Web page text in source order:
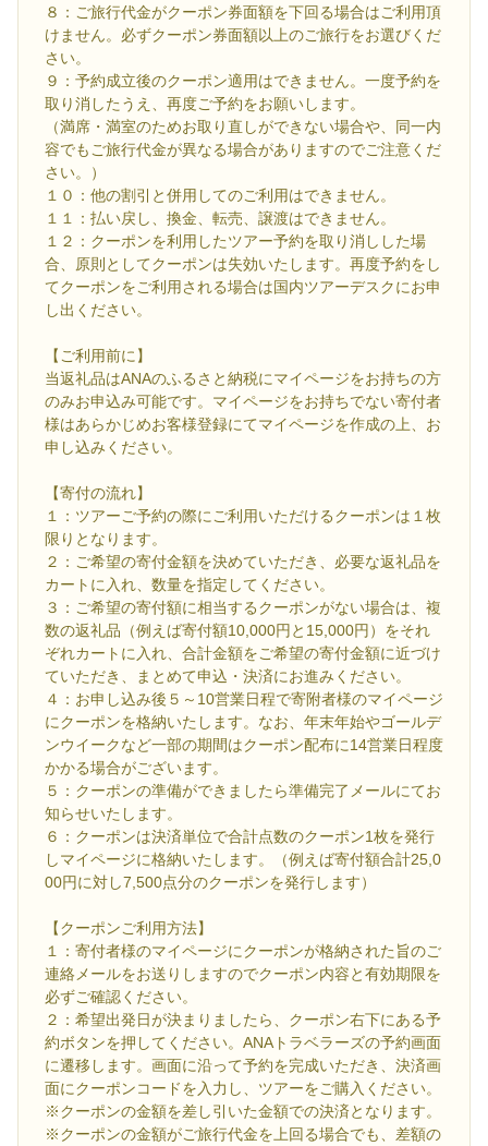
８：ご旅行代金がクーポン券面額を下回る場合はご利用頂
けません。必ずクーポン券面額以上のご旅行をお選びくだ
さい。
９：予約成立後のクーポン適用はできません。一度予約を
取り消したうえ、再度ご予約をお願いします。
（満席・満室のためお取り直しができない場合や、同一内
容でもご旅行代金が異なる場合がありますのでご注意くだ
さい。）
１０：他の割引と併用してのご利用はできません。
１１：払い戻し、換金、転売、譲渡はできません。
１２：クーポンを利用したツアー予約を取り消しした場
合、原則としてクーポンは失効いたします。再度予約をし
てクーポンをご利用される場合は国内ツアーデスクにお申
し出ください。
【ご利用前に】
当返礼品はANAのふるさと納税にマイページをお持ちの方
のみお申込み可能です。マイページをお持ちでない寄付者
様はあらかじめお客様登録にてマイページを作成の上、お
申し込みください。
【寄付の流れ】
１：ツアーご予約の際にご利用いただけるクーポンは１枚
限りとなります。
２：ご希望の寄付金額を決めていただき、必要な返礼品を
カートに入れ、数量を指定してください。
３：ご希望の寄付額に相当するクーポンがない場合は、複
数の返礼品（例えば寄付額10,000円と15,000円）をそれ
ぞれカートに入れ、合計金額をご希望の寄付金額に近づけ
ていただき、まとめて申込・決済にお進みください。
４：お申し込み後５～10営業日程で寄附者様のマイページ
にクーポンを格納いたします。なお、年末年始やゴールデ
ンウイークなど一部の期間はクーポン配布に14営業日程度
かかる場合がございます。
５：クーポンの準備ができましたら準備完了メールにてお
知らせいたします。
６：クーポンは決済単位で合計点数のクーポン1枚を発行
しマイページに格納いたします。（例えば寄付額合計25,0
00円に対し7,500点分のクーポンを発行します）
【クーポンご利用方法】
１：寄付者様のマイページにクーポンが格納された旨のご
連絡メールをお送りしますのでクーポン内容と有効期限を
必ずご確認ください。
２：希望出発日が決まりましたら、クーポン右下にある予
約ボタンを押してください。ANAトラベラーズの予約画面
に遷移します。画面に沿って予約を完成いただき、決済画
面にクーポンコードを入力し、ツアーをご購入ください。
※クーポンの金額を差し引いた金額での決済となります。
※クーポンの金額がご旅行代金を上回る場合でも、差額の